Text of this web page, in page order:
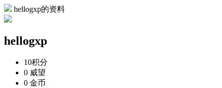
hellogxp的资料
hellogxp
10积分
0 威望
0 金币